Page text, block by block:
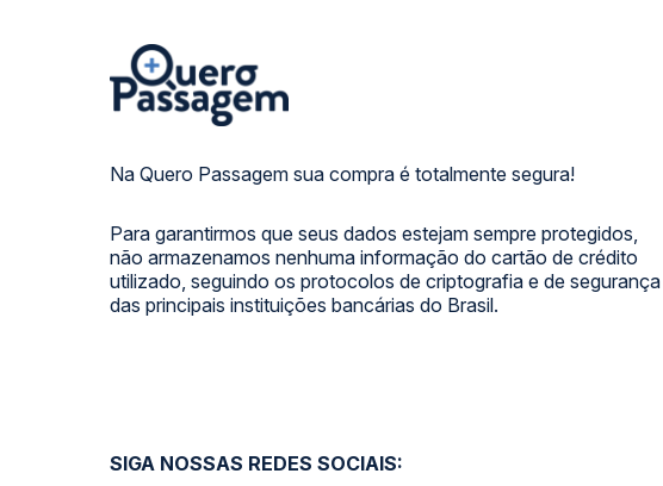
Na Quero Passagem sua compra é totalmente segura!
Para garantirmos que seus dados estejam sempre protegidos,
não armazenamos nenhuma informação do cartão de crédito
utilizado, seguindo os protocolos de criptografia e de segurança
das principais instituições bancárias do Brasil.
SIGA NOSSAS REDES SOCIAIS: